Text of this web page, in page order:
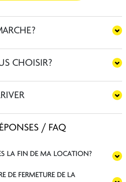
CHOISIR?
/ FAQ
LA FIN DE MA LOCATION?
DE FERMETURE DE LA